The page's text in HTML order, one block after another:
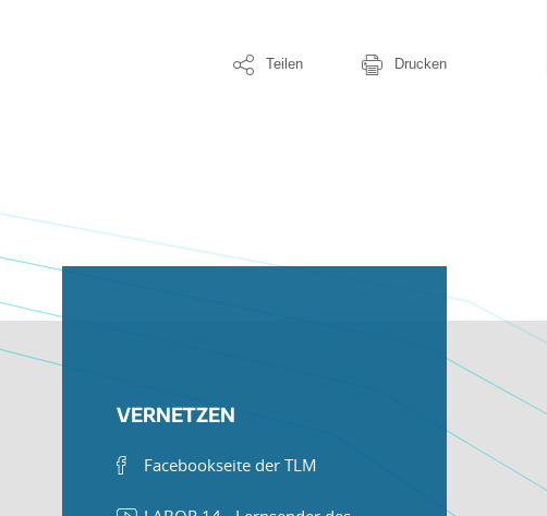
Teilen Drucken
VERNETZEN
Facebookseite der TLM